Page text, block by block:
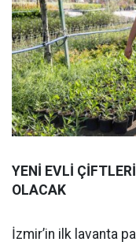
YENİ EVLİ
OLACAK
İzmir’in ilk lavanta